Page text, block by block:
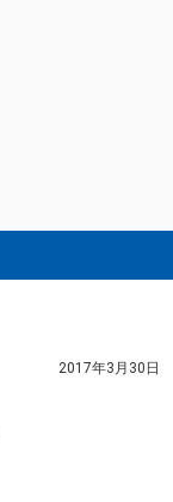
2017年3月30日